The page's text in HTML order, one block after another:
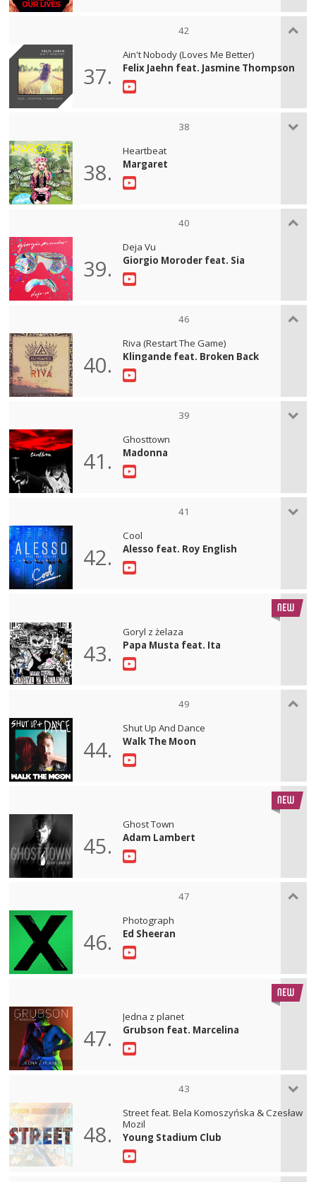
42
37.
Ain't Nobody (Loves Me Better)
Felix Jaehn feat. Jasmine Thompson
38
38.
Heartbeat
Margaret
40
39.
Deja Vu
Giorgio Moroder feat. Sia
46
40.
Riva (Restart The Game)
Klingande feat. Broken Back
39
41.
Ghosttown
Madonna
41
42.
Cool
Alesso feat. Roy English
43.
Goryl z żelaza
Papa Musta feat. Ita
49
44.
Shut Up And Dance
Walk The Moon
45.
Ghost Town
Adam Lambert
47
46.
Photograph
Ed Sheeran
47.
Jedna z planet
Grubson feat. Marcelina
43
48.
Street feat. Bela Komoszyńska & Czesław
Mozil
Young Stadium Club